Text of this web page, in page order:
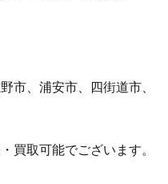
市、浦安市、四街道市、
買取可能でございます。